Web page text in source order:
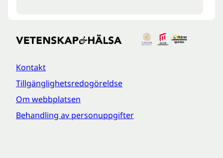
Kontakt
Tillgänglighetsredogöreldse
Om webbplatsen
Behandling av personuppgifter